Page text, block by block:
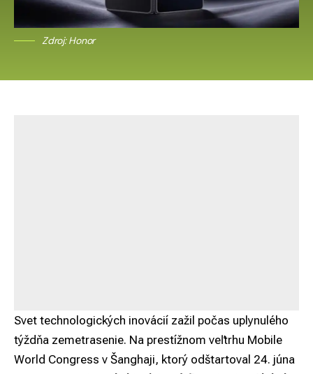
Zdroj: Honor
Svet technologických inovácií zažil počas uplynulého
týždňa zemetrasenie. Na prestížnom veľtrhu Mobile
World Congress v Šanghaji, ktorý odštartoval 24. júna